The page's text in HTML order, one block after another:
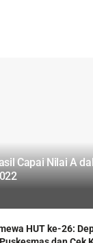
Capai Nilai A
HUT ke-26: